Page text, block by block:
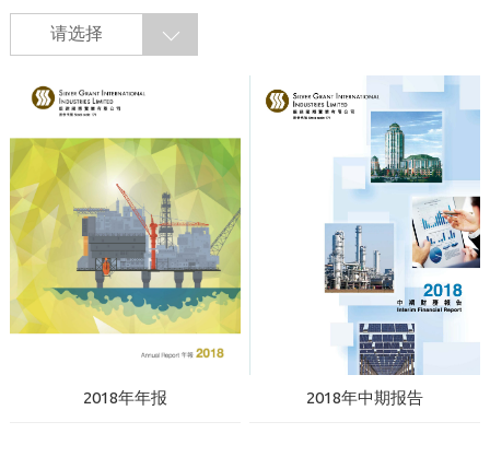
请选择
2018年年报 2018年中期报告